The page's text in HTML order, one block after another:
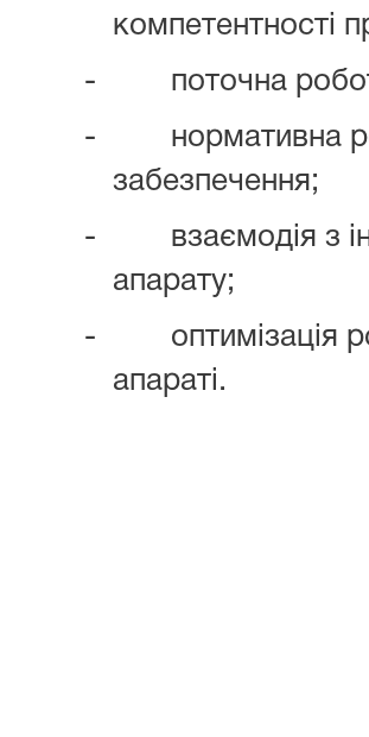
компетентності
-
поточна
-
нормативна
забезпечення;
-
взаємодія з
апарату;
-
оптимізація
апараті.